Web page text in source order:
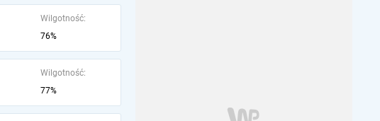
Wilgotność:
76%
Wilgotność:
77%